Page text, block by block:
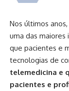
Nos últimos
uma das
que pacientes e
tecnologias de
telemedicina e
pacientes e